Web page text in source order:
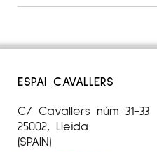
ESPAI CAVALLERS
C/ Cavallers núm 31-33
25002, Lleida
(SPAIN)